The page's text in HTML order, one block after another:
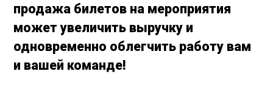
продажа билетов на мероприятия
может увеличить выручку и
одновременно облегчить работу вам
и вашей команде!